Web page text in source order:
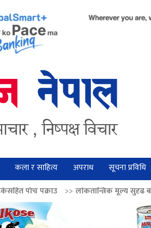
कला र साहित्य अपराध सूचना प्रविधि
>>लोकतान्त्रिक मूल्य सुदृढ बनाउन अग्रज नेताको